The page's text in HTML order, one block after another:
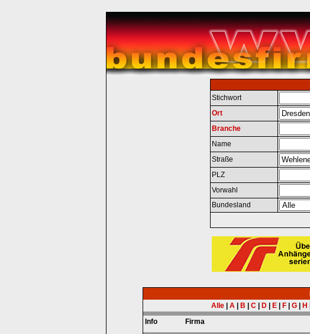
Stichwort
Ort
Branche
Name
Straße
PLZ
Vorwahl
Bundesland
Alle| A| B C| D| E| F| G| H
Info
Firma